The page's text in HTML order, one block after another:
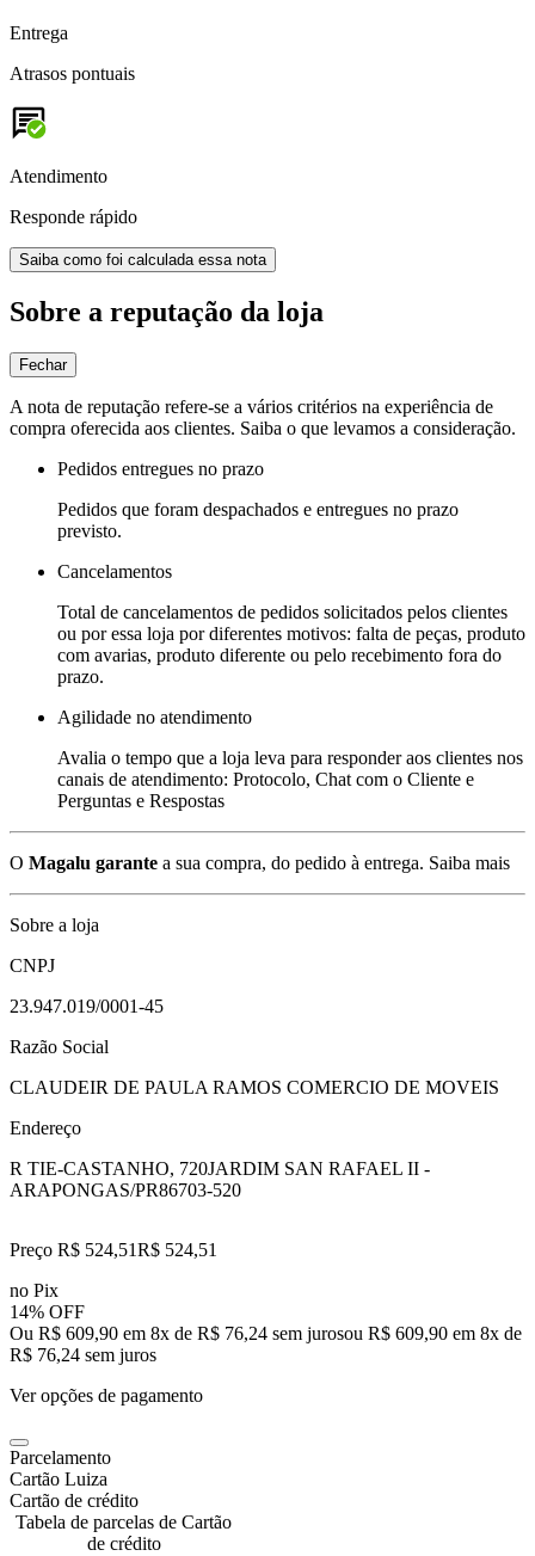
Entrega
Atrasos pontuais
Atendimento
Responde rápido
Saiba como foi calculada essa nota
Sobre a reputação da loja
Fechar
A nota de reputação refere-se a vários critérios na experiência de
compra oferecida aos clientes. Saiba o que levamos a consideração.
Pedidos entregues no prazo
Pedidos que foram despachados e entregues no prazo
previsto.
Cancelamentos
Total de cancelamentos de pedidos solicitados pelos clientes
ou por essa loja por diferentes motivos: falta de peças, produto
com avarias, produto diferente ou pelo recebimento fora do
prazo.
Agilidade no atendimento
Avalia o tempo que a loja leva para responder aos clientes nos
canais de atendimento: Protocolo, Chat com o Cliente e
Perguntas e Respostas
O Magalu garante a sua compra, do pedido à entrega. Saiba mais
Sobre a loja
CNPJ
23.947.019/0001-45
Razão Social
CLAUDEIR DE PAULA RAMOS COMERCIO DE MOVEIS
Endereço
R TIE-CASTANHO, 720JARDIM SAN RAFAEL II -
ARAPONGAS/PR86703-520
Preço R$ 524,51R$ 524,51
no Pix
14% OFF
Ou R$ 609,90 em 8x de R$ 76,24 sem jurosou R$ 609,90 em 8x de
R$ 76,24 sem juros
Ver opções de pagamento
Parcelamento
Cartão Luiza
Cartão de crédito
Tabela de parcelas de Cartão
de crédito